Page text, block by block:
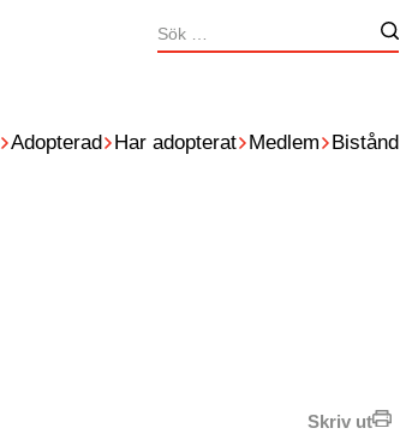
Sök
efter:
Adopterad Har adopterat Medlem Bistånd
Skriv ut